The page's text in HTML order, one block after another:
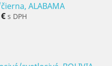
ALABAMA
s DPH